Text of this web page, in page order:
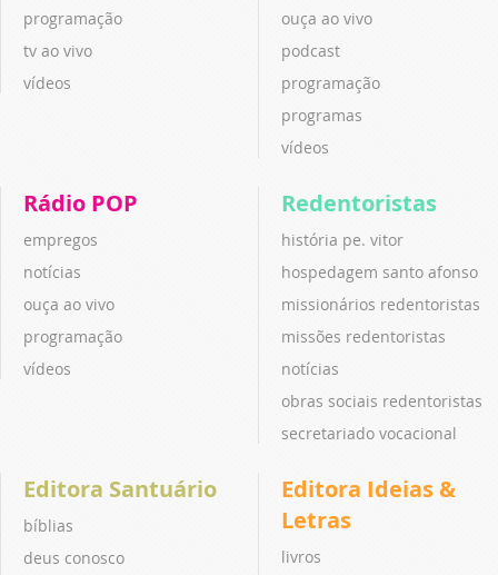
programação
tv ao vivo
vídeos
ouça ao vivo
podcast
programação
programas
vídeos
Rádio POP
empregos
notícias
ouça ao vivo
programação
vídeos
Redentoristas
história pe. vitor
hospedagem santo afonso
missionários redentoristas
missões redentoristas
notícias
obras sociais redentoristas
secretariado vocacional
Editora Santuário
bíblias
deus conosco
Editora Ideias &
Letras
livros